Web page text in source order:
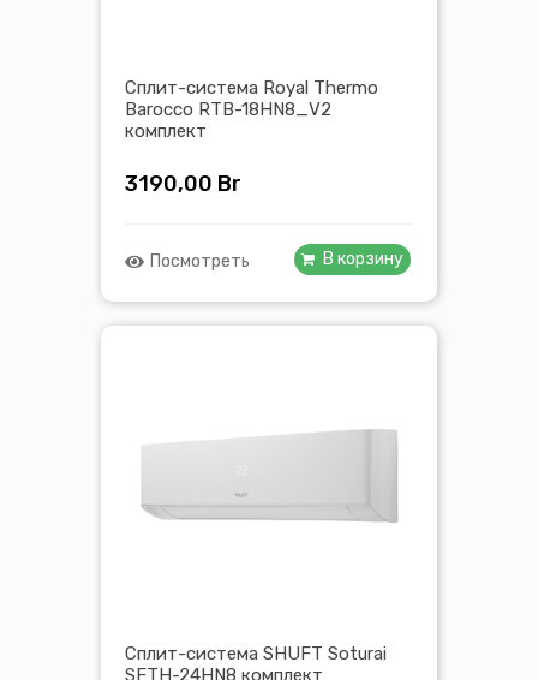
Сплит-система Royal Thermo
Barocco RTB-18HN8_V2
комплект
3190,00 Br
Посмотреть В корзину
Сплит-система SHUFT Soturai
SFTH-24HN8 комплект